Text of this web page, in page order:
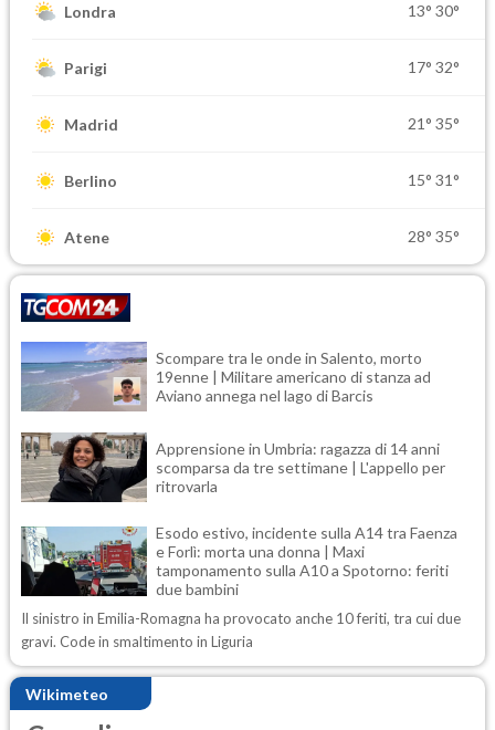
Londra 13° 30°
Parigi 17° 32°
Madrid 21° 35°
Berlino 15° 31°
Atene 28° 35°
Scompare tra le onde in Salento, morto
19enne | Militare americano di stanza ad
Aviano annega nel lago di Barcis
Apprensione in Umbria: ragazza di 14 anni
scomparsa da tre settimane | L'appello per
ritrovarla
Esodo estivo, incidente sulla A14 tra Faenza
e Forlì: morta una donna | Maxi
tamponamento sulla A10 a Spotorno: feriti
due bambini
Il sinistro in Emilia-Romagna ha provocato anche 10 feriti, tra cui due
gravi. Code in smaltimento in Liguria
Wikimeteo